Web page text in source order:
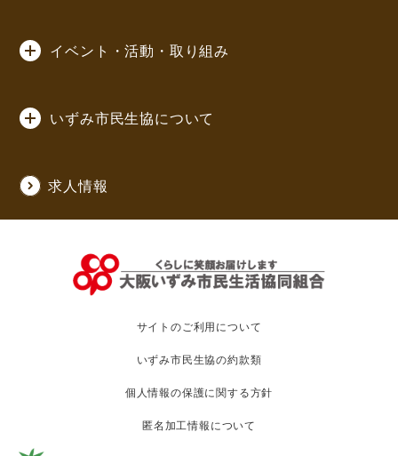
イベント・活動・取り組み
いずみ市民生協について
求人情報
サイトのご利用について
いずみ市民生協の約款類
個人情報の保護に関する方針
匿名加工情報について